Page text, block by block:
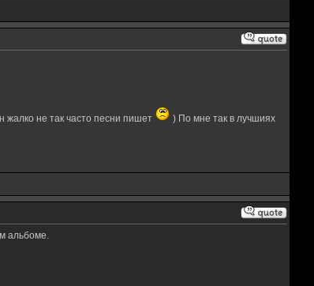
жалко не так часто песни пишет
) По мне так в лучшиях
альбоме.